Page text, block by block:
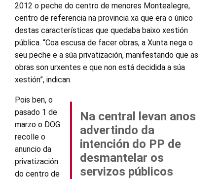
2012 o peche do centro de menores Montealegre,
centro de referencia na provincia xa que era o único
destas características que quedaba baixo xestión
pública. “Coa escusa de facer obras, a Xunta nega o
seu peche e a súa privatización, manifestando que as
obras son urxentes e que non está decidida a súa
xestión”, indican.
Na central levan anos
advertindo da
intención do PP de
desmantelar os
servizos públicos
Pois ben, o
pasado 1 de
marzo o DOG
recolle o
anuncio da
privatización
do centro de